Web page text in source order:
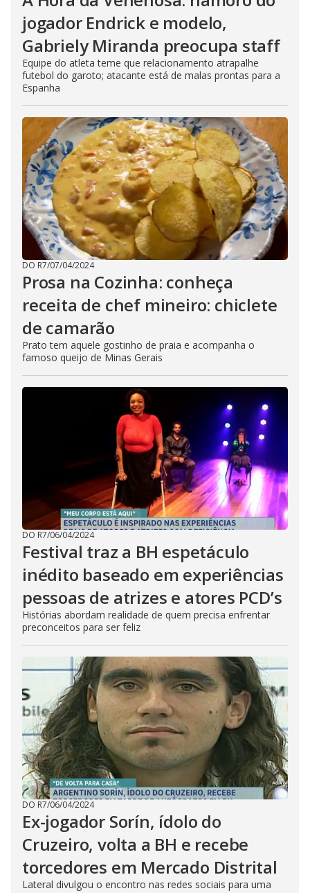
jogador Endrick e modelo,
Gabriely Miranda preocupa staff
Equipe do atleta teme que relacionamento atrapalhe
futebol do garoto; atacante está de malas prontas para a
Espanha
DO R7/07/04/2024
Prosa na Cozinha: conheça
receita de chef mineiro: chiclete
de camarão
Prato tem aquele gostinho de praia e acompanha o
famoso queijo de Minas Gerais
DO R7/06/04/2024
Festival traz a BH espetáculo
inédito baseado em experiências
pessoas de atrizes e atores PCD’s
Histórias abordam realidade de quem precisa enfrentar
preconceitos para ser feliz
DO R7/06/04/2024
Ex-jogador Sorín, ídolo do
Cruzeiro, volta a BH e recebe
torcedores em Mercado Distrital
Lateral divulgou o encontro nas redes sociais para uma